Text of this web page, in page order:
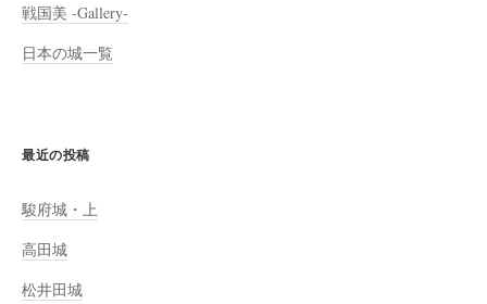
戦国美 -Gallery-
日本の城一覧
最近の投稿
駿府城・上
高田城
松井田城